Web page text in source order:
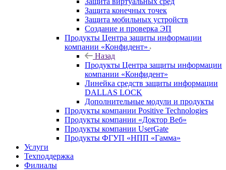
Защита конечных точек
Защита мобильных устройств
Создание и проверка ЭП
Продукты Центра защиты информации
компании «Конфидент»
Назад
Продукты Центра защиты информации
компании «Конфидент»
Линейка средств защиты информации
DALLAS LOCK
Дополнительные модули и продукты
Продукты компании Positive Technologies
Продукты компании «Доктор Веб»
Продукты компании UserGate
Продукты ФГУП «НПП «Гамма»
Услуги
Техподдержка
Филиалы